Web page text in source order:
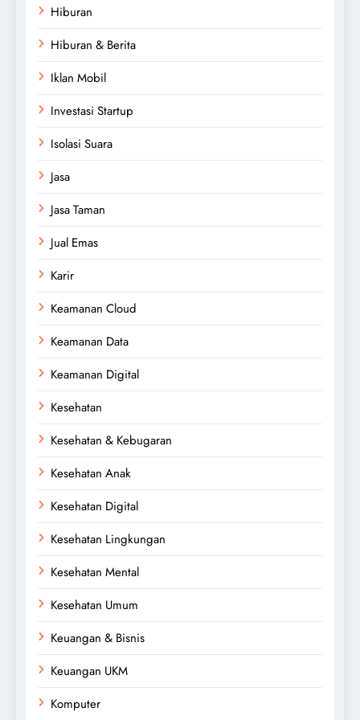
Hiburan
Hiburan & Berita
Iklan Mobil
Investasi Startup
Isolasi Suara
Jasa
Jasa Taman
Jual Emas
Karir
Keamanan Cloud
Keamanan Data
Keamanan Digital
Kesehatan
Kesehatan & Kebugaran
Kesehatan Anak
Kesehatan Digital
Kesehatan Lingkungan
Kesehatan Mental
Kesehatan Umum
Keuangan & Bisnis
Keuangan UKM
Komputer